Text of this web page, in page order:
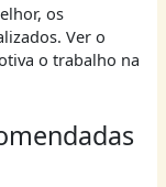
os
Ver o
o trabalho na